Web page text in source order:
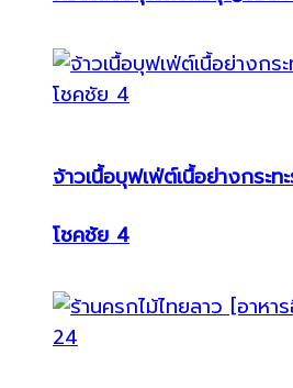
จ้าวเนื้อบุฟเฟ่ต์เนื้อย่างกระ
โชคชัย 4